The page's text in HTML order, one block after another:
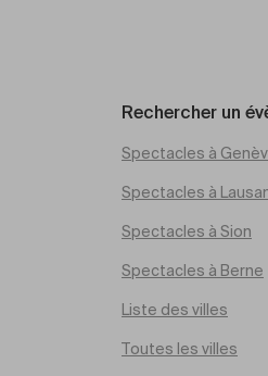
Rechercher un
Spectacles à
Spectacles à
Spectacles à Sion
Spectacles à Berne
Liste des villes
Toutes les villes